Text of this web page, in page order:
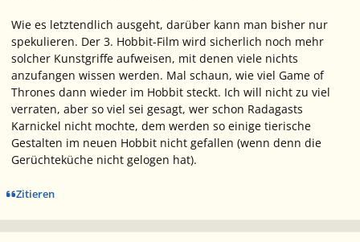
Wie es letztendlich ausgeht, darüber kann man bisher nur
spekulieren. Der 3. Hobbit-Film wird sicherlich noch mehr
solcher Kunstgriffe aufweisen, mit denen viele nichts
anzufangen wissen werden. Mal schaun, wie viel Game of
Thrones dann wieder im Hobbit steckt. Ich will nicht zu viel
verraten, aber so viel sei gesagt, wer schon Radagasts
Karnickel nicht mochte, dem werden so einige tierische
Gestalten im neuen Hobbit nicht gefallen (wenn denn die
Gerüchteküche nicht gelogen hat).
Zitieren